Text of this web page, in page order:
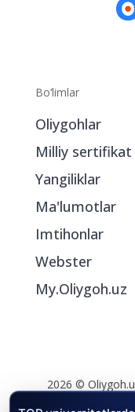
Bo‘limlar
Oliygohlar
Milliy sertifikat
Yangiliklar
Ma'lumotlar
Imtihonlar